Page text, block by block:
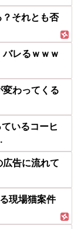
それとも否
バレるｗｗｗ
変わってくる
いるコーヒ
広告に流れて
現場猫案件